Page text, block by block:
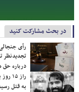
در بحث مشارکت کنید
رأی
تجدیدنظر
درباره
راز
به قتل